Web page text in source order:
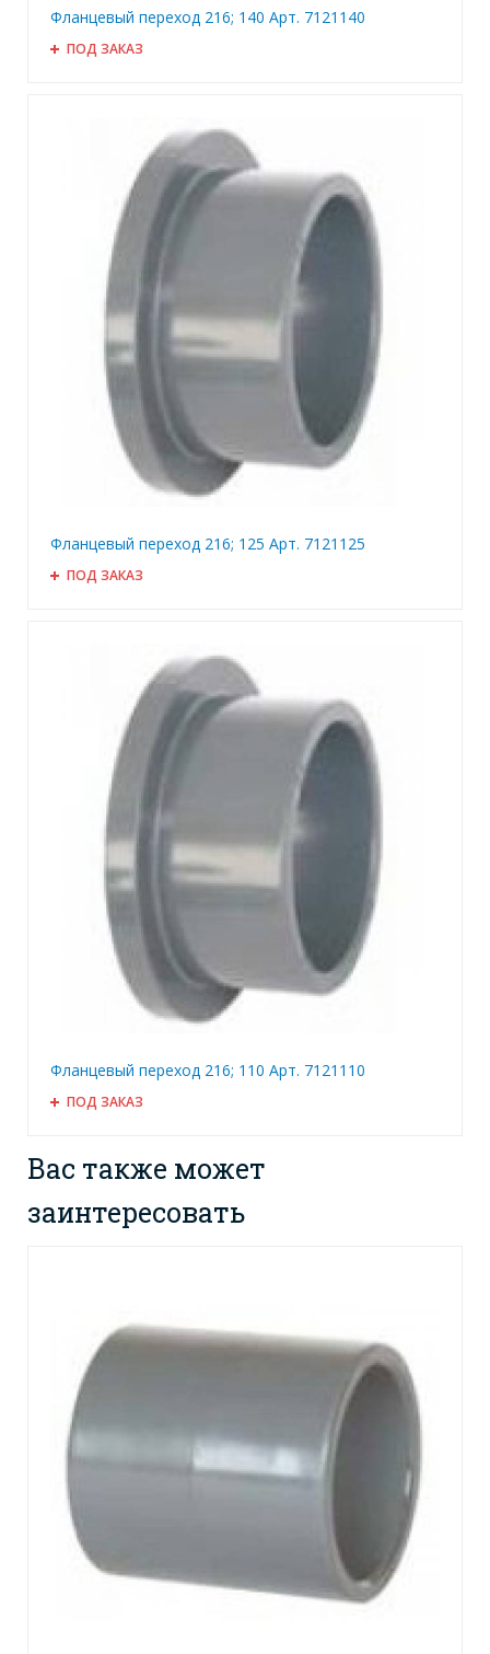
Фланцевый переход 216; 140 Арт. 7121140
ПОД ЗАКАЗ
Фланцевый переход 216; 125 Арт. 7121125
ПОД ЗАКАЗ
Фланцевый переход 216; 110 Арт. 7121110
ПОД ЗАКАЗ
Вас также может
заинтересовать